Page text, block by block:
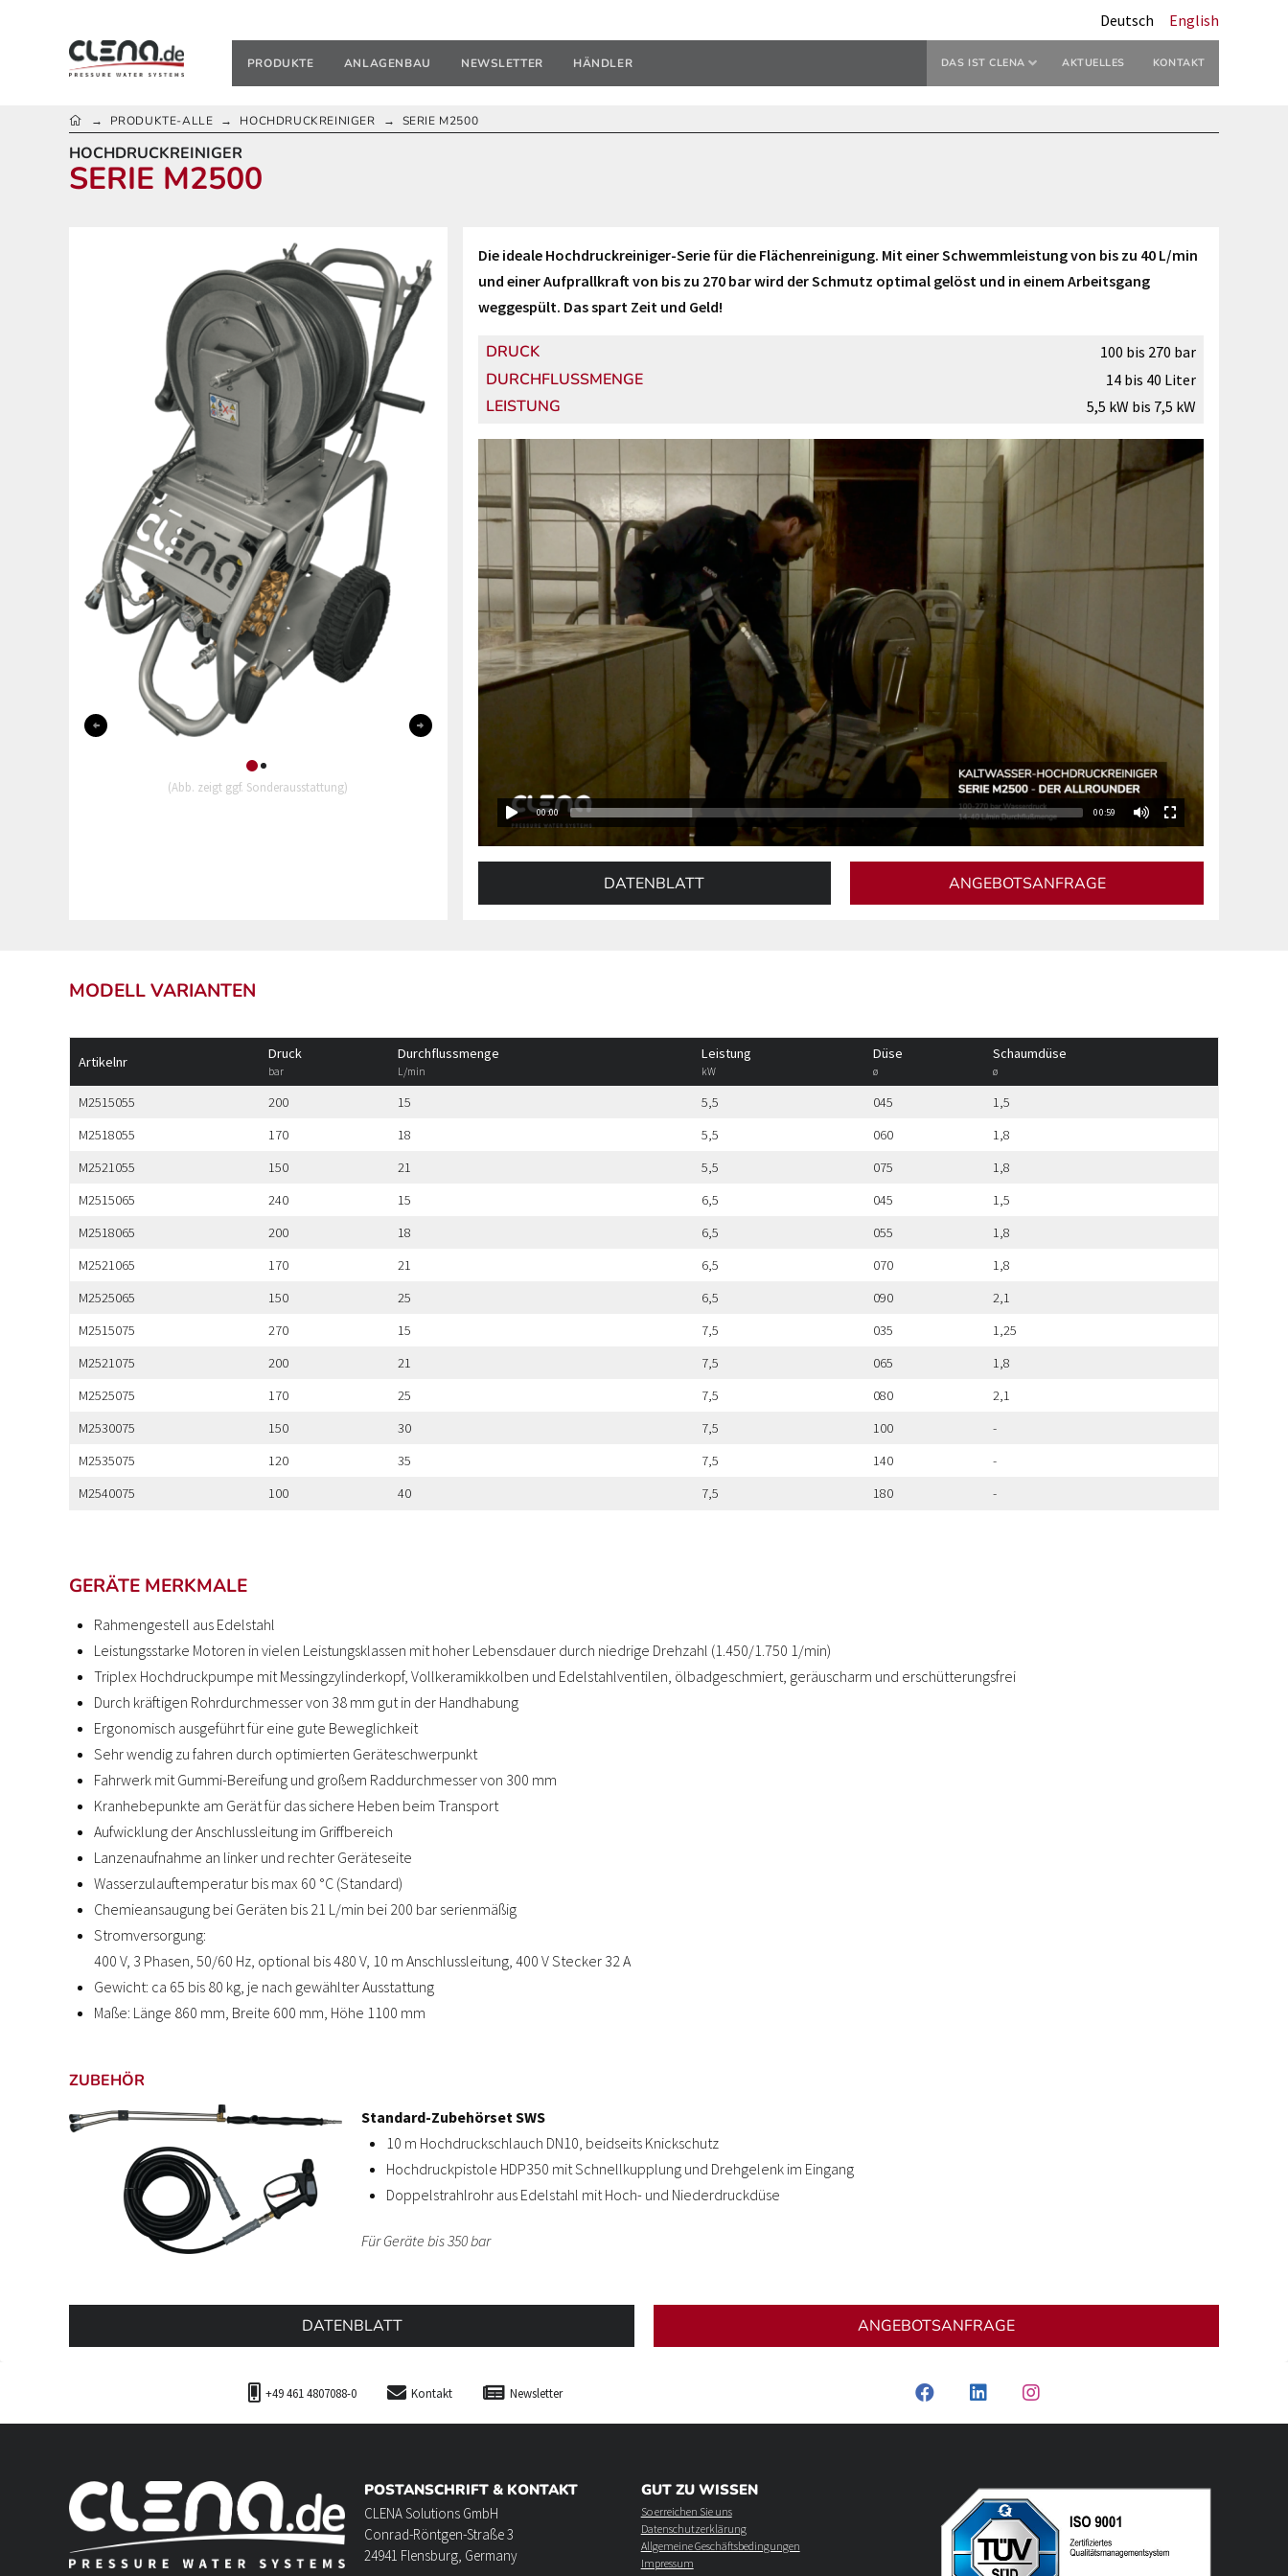
PRODUKTE ANLAGENBAU NEWSLETTER HÄNDLER DAS IST CLENA AKTUELLES KONTAKT
Deutsch English
HOME
→ PRODUKTE-ALLE → HOCHDRUCKREINIGER → SERIE M2500
HOCHDRUCKREINIGER
SERIE M2500
0 1
(Abb. zeigt ggf. Sonderausstattung)
Die ideale Hochdruckreiniger-Serie für die Flächenreinigung. Mit einer Schwemmleistung von bis zu 40 L/min
und einer Aufprallkraft von bis zu 270 bar wird der Schmutz optimal gelöst und in einem Arbeitsgang
weggespült. Das spart Zeit und Geld!
DRUCK 100 bis 270 bar
DURCHFLUSSMENGE 14 bis 40 Liter
LEISTUNG 5,5 kW bis 7,5 kW
00:00 00:59
DATENBLATT ANGEBOTSANFRAGE
MODELL VARIANTEN
Artikelnr Druck
bar
Durchflussmenge
L/min
Leistung
kW
Düse
ø
Schaumdüse
ø
M2515055 200 15 5,5 045
1,5
M2518055
170 18 5,5 060
1,8
M2521055
150 21 5,5 075
1,8
M2515065
240 15 6,5 045
1,5
M2518065
200 18 6,5 055
1,8
M2521065
170 21 6,5 070
1,8
M2525065
150 25 6,5 090
2,1
M2515075
270 15 7,5 035
1,25
M2521075
200 21 7,5 065
1,8
M2525075
170 25 7,5 080
2,1
M2530075
150 30 7,5 100
-
M2535075
120 35 7,5 140
-
M2540075
100 40 7,5 180 -
GERÄTE MERKMALE
Rahmengestell aus Edelstahl
Leistungsstarke Motoren in vielen Leistungsklassen mit hoher Lebensdauer durch niedrige Drehzahl (1.450/1.750 1/min)
Triplex Hochdruckpumpe mit Messingzylinderkopf, Vollkeramikkolben und Edelstahlventilen, ölbadgeschmiert, geräuscharm und erschütterungsfrei
Durch kräftigen Rohrdurchmesser von 38 mm gut in der Handhabung
Ergonomisch ausgeführt für eine gute Beweglichkeit
Sehr wendig zu fahren durch optimierten Geräteschwerpunkt
Fahrwerk mit Gummi-Bereifung und großem Raddurchmesser von 300 mm
Kranhebepunkte am Gerät für das sichere Heben beim Transport
Aufwicklung der Anschlussleitung im Griffbereich
Lanzenaufnahme an linker und rechter Geräteseite
Wasserzulauftemperatur bis max 60 °C (Standard)
Chemieansaugung bei Geräten bis 21 L/min bei 200 bar serienmäßig
Stromversorgung:
400 V, 3 Phasen, 50/60 Hz, optional bis 480 V, 10 m Anschlussleitung, 400 V Stecker 32 A
Gewicht: ca 65 bis 80 kg, je nach gewählter Ausstattung
Maße: Länge 860 mm, Breite 600 mm, Höhe 1100 mm
ZUBEHÖR
Standard-Zubehörset SWS
10 m Hochdruckschlauch DN10, beidseits Knickschutz
Hochdruckpistole HDP350 mit Schnellkupplung und Drehgelenk im Eingang
Doppelstrahlrohr aus Edelstahl mit Hoch- und Niederdruckdüse
Für Geräte bis 350 bar
DATENBLATT ANGEBOTSANFRAGE
+49 461 4807088-0 Kontakt Newsletter
POSTANSCHRIFT & KONTAKT
CLENA Solutions GmbH
Conrad-Röntgen-Straße 3
24941 Flensburg, Germany
GUT ZU WISSEN
So erreichen Sie uns
Datenschutzerklärung
Allgemeine Geschäftsbedingungen
Impressum